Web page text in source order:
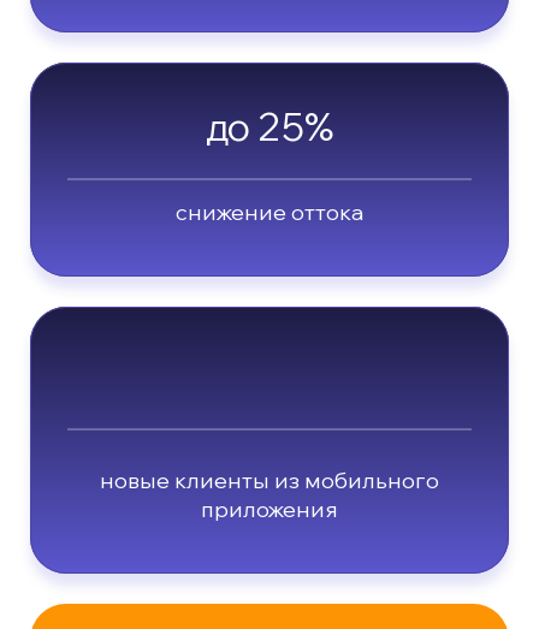
до 25%
снижение оттока
новые клиенты из мобильного
приложения